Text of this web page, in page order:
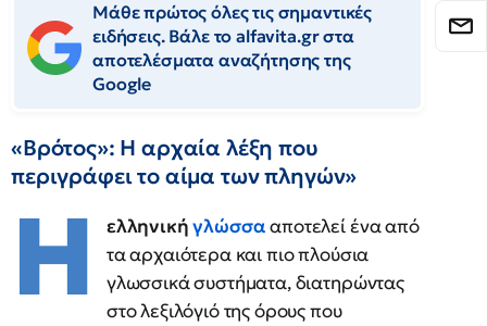
Μάθε πρώτος όλες τις σημαντικές
ειδήσεις. Βάλε το alfavita.gr στα
αποτελέσματα αναζήτησης της
Google
«Βρότος»: Η αρχαία λέξη που
περιγράφει το αίμα των πληγών»
Η ελληνικήγλώσσααποτελεί ένα από
τα αρχαιότερα και πιο πλούσια
γλωσσικά συστήματα, διατηρώντας
στο λεξιλόγιό της όρους που